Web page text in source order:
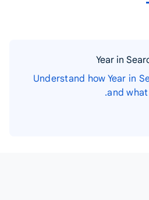
Year in
Understand how Year in
and what